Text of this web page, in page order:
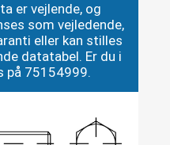
er vejlende, og
som vejledende,
eller kan stilles
datatabel. Er du i
på 75154999.